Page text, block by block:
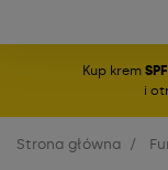
Kup kremSPF
i
Strona główna